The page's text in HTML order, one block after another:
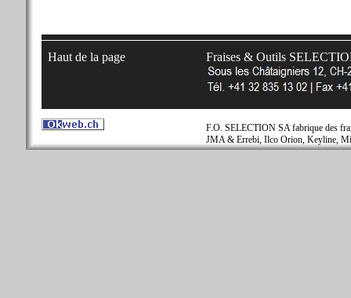
Haut de la page Fraises & Outils
F.O. SELECTION SA fabrique des
JMA & Errebi, Ilco Orion, Keyline,